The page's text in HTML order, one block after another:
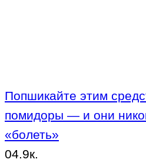
Попшикайте этим
помидоры — и они
«болеть»
04.9к.